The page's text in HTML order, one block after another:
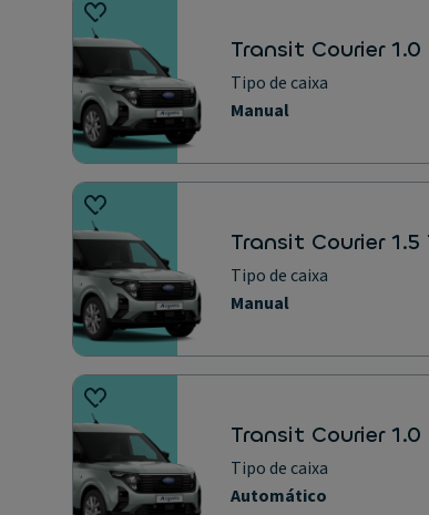
Transit Courier
Tipo de caixa
Manual
Transit Courier
Tipo de caixa
Manual
Transit Courier
Tipo de caixa
Automático